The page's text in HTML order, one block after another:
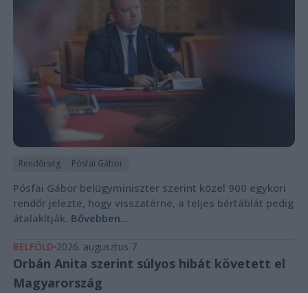
Rendőrség Pósfai Gábor
Pósfai Gábor belügyminiszter szerint közel 900 egykori
rendőr jelezte, hogy visszatérne, a teljes bértáblát pedig
átalakítják. Bővebben...
BELFÖLD 2026. augusztus 7.
Orbán Anita szerint súlyos hibát követett el
Magyarország